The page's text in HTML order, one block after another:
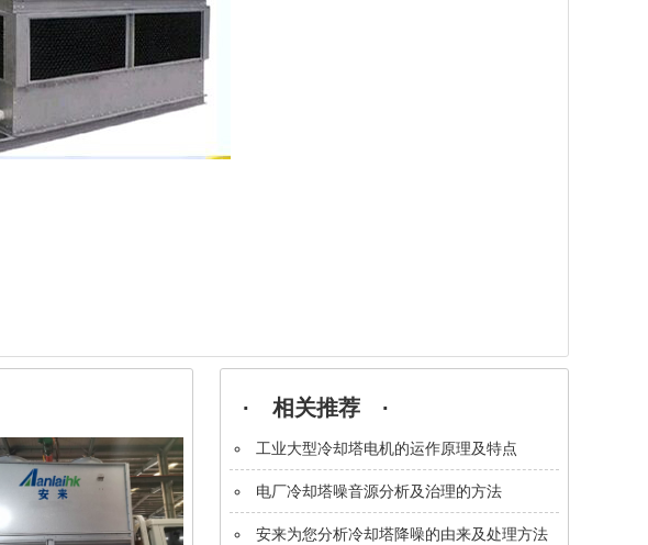
· 相关推荐 ·
工业大型冷却塔电机的运作原理及特点
电厂冷却塔噪音源分析及治理的方法
安来为您分析冷却塔降噪的由来及处理方法